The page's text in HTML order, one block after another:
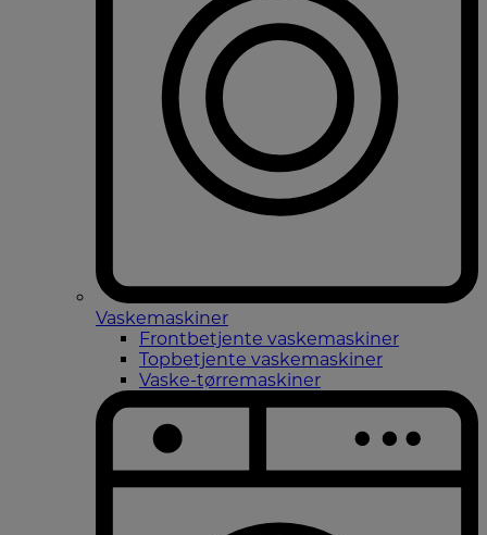
Vaskemaskiner
Frontbetjente vaskemaskiner
Topbetjente vaskemaskiner
Vaske-tørremaskiner